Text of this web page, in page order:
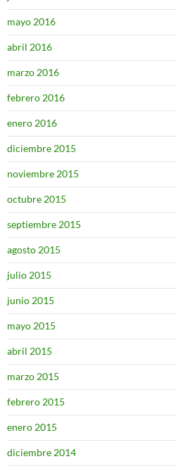
mayo 2016
abril 2016
marzo 2016
febrero 2016
enero 2016
diciembre 2015
noviembre 2015
octubre 2015
septiembre 2015
agosto 2015
julio 2015
junio 2015
mayo 2015
abril 2015
marzo 2015
febrero 2015
enero 2015
diciembre 2014